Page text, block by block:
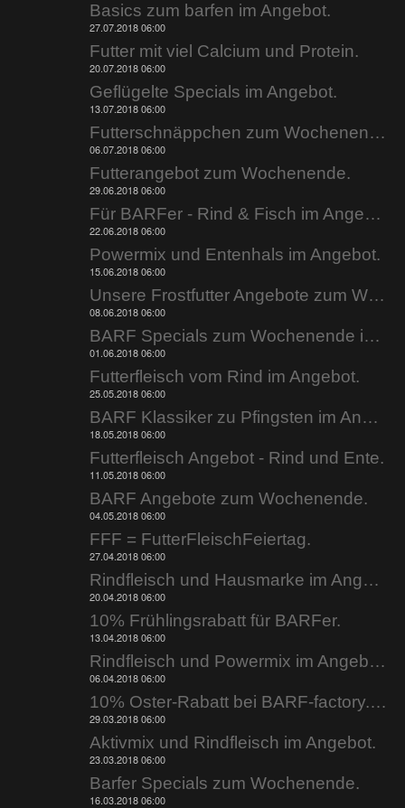
Basics zum barfen im Angebot.
27.07.2018 06:00
Futter mit viel Calcium und Protein.
20.07.2018 06:00
Geflügelte Specials im Angebot.
13.07.2018 06:00
Futterschnäppchen zum Wochenende.
06.07.2018 06:00
Futterangebot zum Wochenende.
29.06.2018 06:00
Für BARFer - Rind & Fisch im Angebot.
22.06.2018 06:00
Powermix und Entenhals im Angebot.
15.06.2018 06:00
Unsere Frostfutter Angebote zum Wochenende.
08.06.2018 06:00
BARF Specials zum Wochenende im Angebot.
01.06.2018 06:00
Futterfleisch vom Rind im Angebot.
25.05.2018 06:00
BARF Klassiker zu Pfingsten im Angebot.
18.05.2018 06:00
Futterfleisch Angebot - Rind und Ente.
11.05.2018 06:00
BARF Angebote zum Wochenende.
04.05.2018 06:00
FFF = FutterFleischFeiertag.
27.04.2018 06:00
Rindfleisch und Hausmarke im Angebot.
20.04.2018 06:00
10% Frühlingsrabatt für BARFer.
13.04.2018 06:00
Rindfleisch und Powermix im Angebot.
06.04.2018 06:00
10% Oster-Rabatt bei BARF-factory.de
29.03.2018 06:00
Aktivmix und Rindfleisch im Angebot.
23.03.2018 06:00
Barfer Specials zum Wochenende.
16.03.2018 06:00